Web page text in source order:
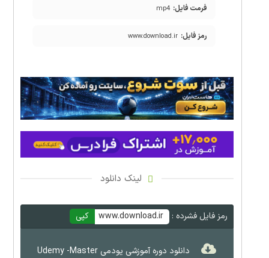
فرمت فایل: mp4
رمز فایل: www.download.ir
لینک دانلود
رمز فایل فشرده : www.download.ir کپی
دانلود دوره آموزشی یودمی Udemy -Master